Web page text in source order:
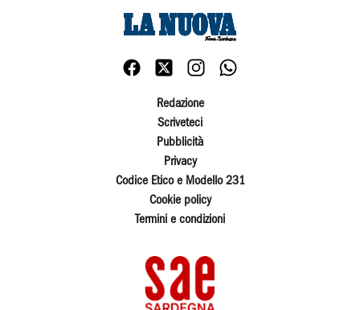
Redazione
Scriveteci
Pubblicità
Privacy
Codice Etico e Modello 231
Cookie policy
Termini e condizioni